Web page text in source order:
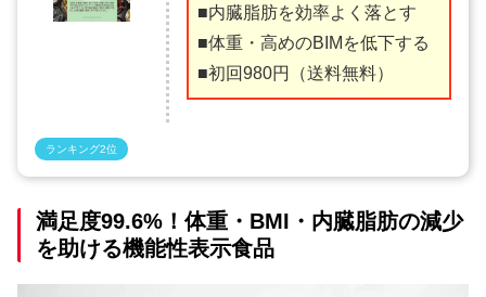
■内臓脂肪を効率よく落とす
■体重・高めのBIMを低下する
■初回980円（送料無料）
ランキング2位
満足度99.6%！体重・BMI・内臓脂肪の減少
を助ける機能性表示食品